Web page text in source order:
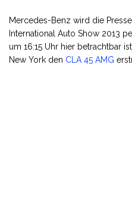
Mercedes-Benz wird die
International Auto Show 2013
um 16:15 Uhr hier betrachtbar
New York den CLA 45 AMG